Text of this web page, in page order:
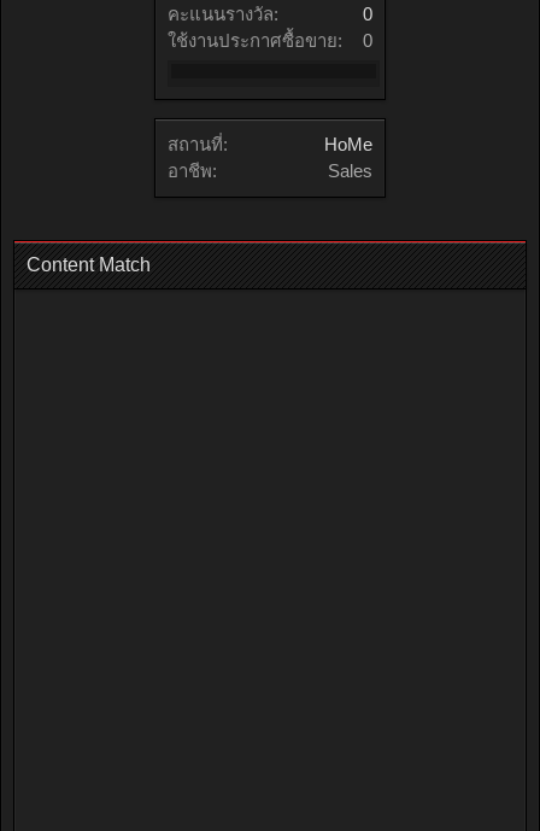
คะแนนรางวัล:
0
ใช้งานประกาศซื้อขาย:
0
สถานที่:
HoMe
อาชีพ:
Sales
Content Match